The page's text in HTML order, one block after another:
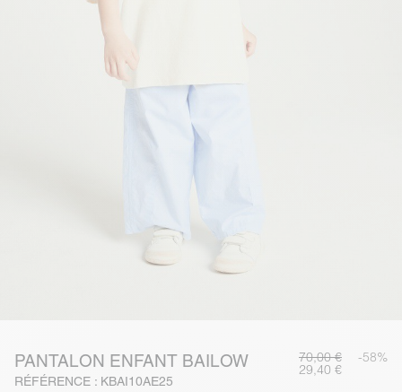
PANTALON ENFANT BAILOW
RÉFÉRENCE : KBAI10AE25
70,00 € -58%
29,40 €